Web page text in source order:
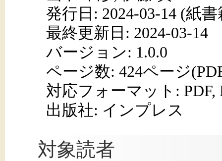
発行日: 2024-03-14(紙書
最終更新日: 2024-03-14
バージョン: 1.0.0
ページ数: 424ページ
対応フォーマット: PDF,
出版社: インプレス
対象読者